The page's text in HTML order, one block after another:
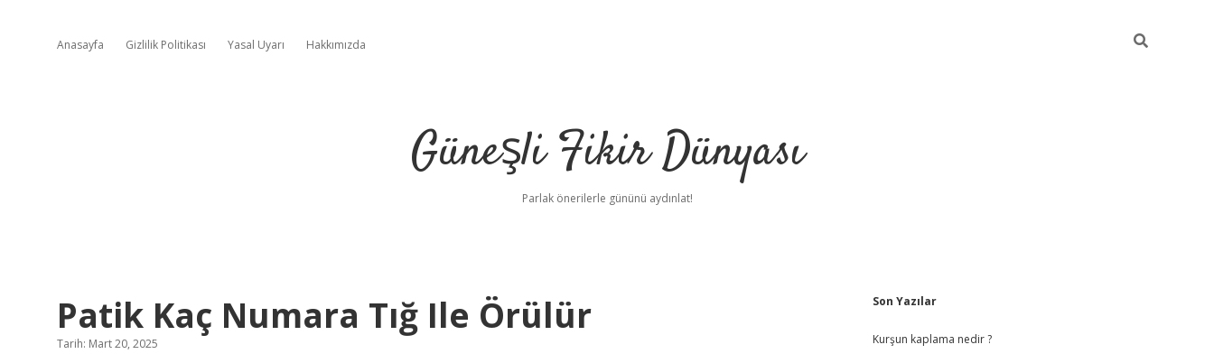
Anasayfa Gizlilik Politikası Yasal Uyarı Hakkımızda
Güneşli Fikir Dünyası
Parlak önerilerle gününü aydınlat!
Patik Kaç Numara Tığ Ile Örülür
Tarih: Mart 20, 2025
Sidebar
Son Yazılar
Kurşun kaplama nedir ?
hiltonbetvdcasino güncel giriş